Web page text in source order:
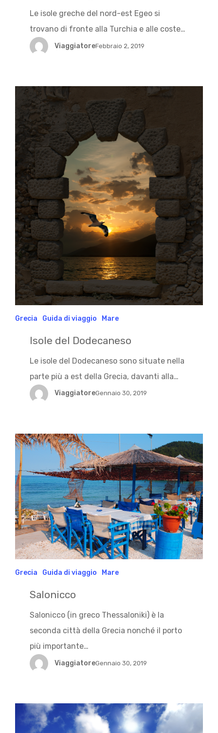
Le isole greche del nord-est Egeo si
trovano di fronte alla Turchia e alle coste…
ViaggiatoreFebbraio 2, 2019
Grecia Guida di viaggio Mare
Isole del Dodecaneso
Le isole del Dodecaneso sono situate nella
parte più a est della Grecia, davanti alla…
ViaggiatoreGennaio 30, 2019
Grecia Guida di viaggio Mare
Salonicco
Salonicco (in greco Thessaloniki) è la
seconda città della Grecia nonché il porto
più importante…
ViaggiatoreGennaio 30, 2019